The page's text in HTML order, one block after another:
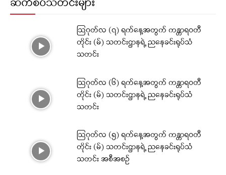
ဆက်စပ်သတင်းများ
ဩဂုတ်လ (၇) ရက်နေ့အတွက် ကန္တာရဝတီ
တိုင်း (မ်) သတင်းဌာနရဲ့ ညနေခင်းရုပ်သံ
သတင်း
ဩဂုတ်လ (၆) ရက်နေ့အတွက် ကန္တာရဝတီ
တိုင်း (မ်) သတင်းဌာနရဲ့ ညနေခင်းရုပ်သံ
သတင်း
ဩဂုတ်လ (၅) ရက်နေ့အတွက် ကန္တာရဝတီ
တိုင်း (မ်) သတင်းဌာနရဲ့ ညနေခင်းရုပ်သံ
သတင်း အစီအစဉ်